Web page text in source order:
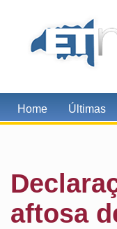
Home Últimas
aftosa